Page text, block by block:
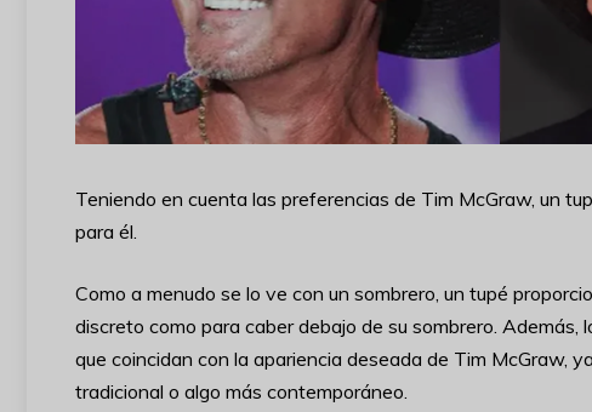
Teniendo en cuenta las preferencias de Tim McGraw, un
para él.
Como a menudo se lo ve con un sombrero, un tupé
discreto como para caber debajo de su sombrero.
que coincidan con la apariencia deseada de Tim McGraw,
tradicional o algo más contemporáneo.